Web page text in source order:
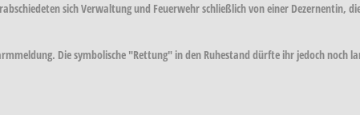
sich Verwaltung und Feuerwehr schließlich von einer Dezernentin,
Die symbolische "Rettung" in den Ruhestand dürfte ihr jedoch noch